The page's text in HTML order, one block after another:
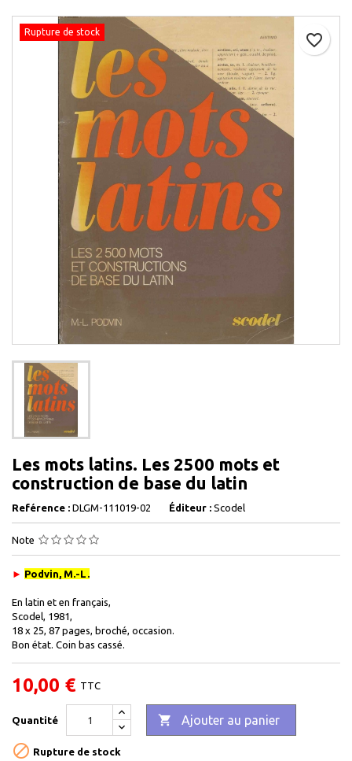
Rupture de stock
Les mots latins. Les 2500 mots et
construction de base du latin
Reférence : DLGM-111019-02 Éditeur : Scodel
Note
► Podvin, M.-L.
En latin et en français,
Scodel, 1981,
18 x 25, 87 pages, broché, occasion.
Bon état. Coin bas cassé.
10,00 € TTC
Quantité  Ajouter au panier
favorite_border
 Rupture de stock